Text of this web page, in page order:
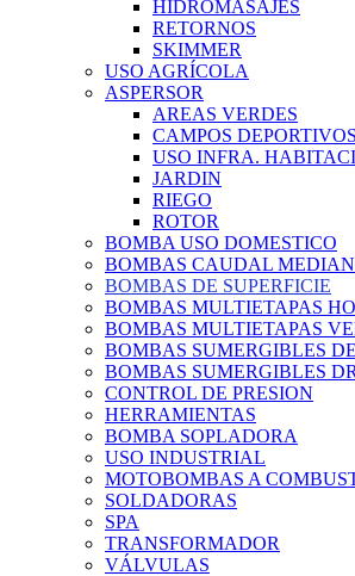
HIDROMASAJES
RETORNOS
SKIMMER
USO AGRÍCOLA
ASPERSOR
AREAS VERDES
CAMPOS DEPORTIVOS
USO INFRA.
JARDIN
RIEGO
ROTOR
BOMBA USO DOMESTICO
BOMBAS CAUDAL
BOMBAS DE SUPERFICIE
BOMBAS MULTIETAPAS
BOMBAS MULTIETAPAS
BOMBAS SUMERGIBLES
BOMBAS SUMERGIBLES
CONTROL DE PRESION
HERRAMIENTAS
BOMBA SOPLADORA
USO INDUSTRIAL
MOTOBOMBAS A
SOLDADORAS
SPA
TRANSFORMADOR
VÁLVULAS